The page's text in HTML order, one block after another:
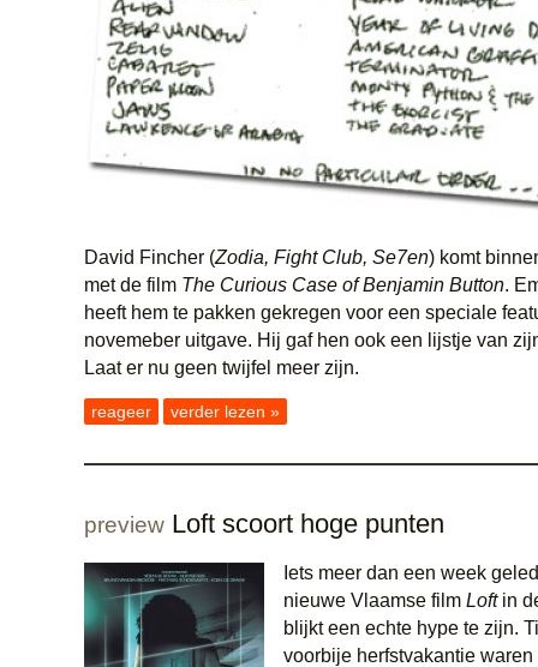
David Fincher (Zodia, Fight Club, Se7en) komt
met de film The Curious Case of Benjamin Button.
heeft hem te pakken gekregen voor een speciale
novemeber uitgave. Hij gaf hen ook een lijstje van
Laat er nu geen twijfel meer zijn.
reageer verder lezen »
preview Loft scoort hoge punten
Iets meer dan een week
nieuwe Vlaamse film Loftin
blijkt een echte hype te zijn.
voorbije herfstvakantie